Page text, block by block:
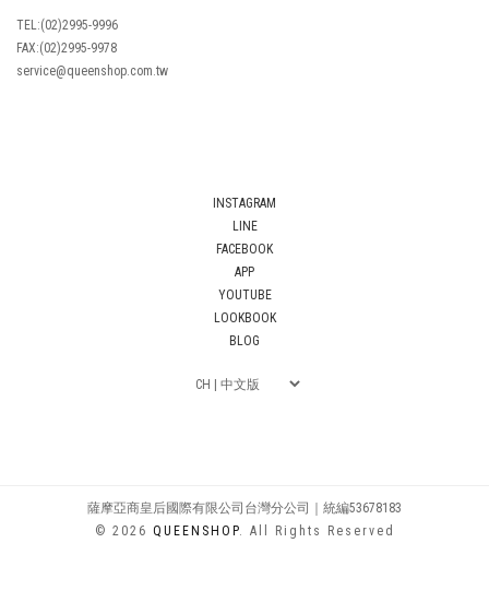
TEL:(02)2995-9996
FAX:(02)2995-9978
service@queenshop.com.tw
INSTAGRAM
LINE
FACEBOOK
APP
YOUTUBE
LOOKBOOK
BLOG
薩摩亞商皇后國際有限公司台灣分公司｜統編53678183
© 2026 QUEENSHOP. All Rights Reserved